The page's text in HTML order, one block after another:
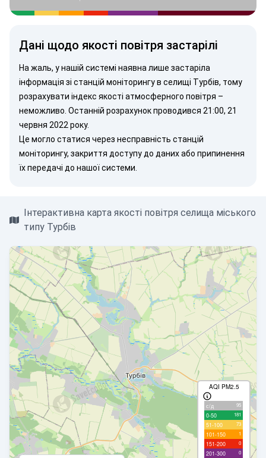
Дані щодо якості повітря застарілі
На жаль, у нашій системі наявна лише застаріла
інформація зі станцій моніторингу в селищі Турбів, тому
розрахувати індекс якості атмосферного повітря –
неможливо. Останній розрахунок проводився 21:00, 21
червня 2022 року.
Це могло статися через несправність станцій
моніторингу, закриття доступу до даних або припинення
їх передачі до нашої системи.
Інтерактивна карта якості повітря селища міського
типу Турбів
AQI PM2.5
с/д 95
0-50 181
51-100 73
101-150 1
151-200 0
201-300 0